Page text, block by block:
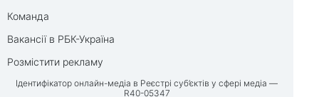
Команда
Вакансії в РБК-Україна
Розмістити рекламу
Ідентифікатор онлайн-медіа в Реєстрі суб’єктів у сфері медіа —
R40-05347